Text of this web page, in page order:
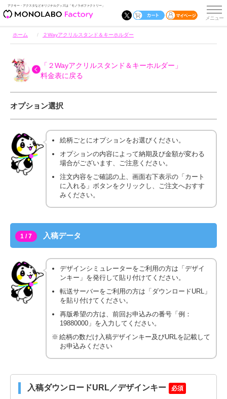
アクキー・アクスタなどオリジナルグッズは「モノラボファクトリー」
ホーム ２Wayアクリルスタンド＆キーホルダー
「２Wayアクリルスタンド＆キーホルダー」
料金表に戻る
オプション選択
絵柄ごとにオプションをお選びください。
オプションの内容によって納期及び金額が変わる
場合がございます、ご注意ください。
注文内容をご確認の上、画面右下表示の「カート
に入れる」ボタンをクリックし、ご注文へおすす
みください。
1 / 7 入稿データ
デザインシミュレーターをご利用の方は「デザイ
ンキー」を発行して貼り付けてください。
転送サーバーをご利用の方は「ダウンロードURL」
を貼り付けてください。
再版希望の方は、前回お申込みの番号「例：
19880000」を入力してください。
絵柄の数だけ入稿デザインキー及びURLを記載して
お申込みください
入稿ダウンロードURL／デザインキー 必須